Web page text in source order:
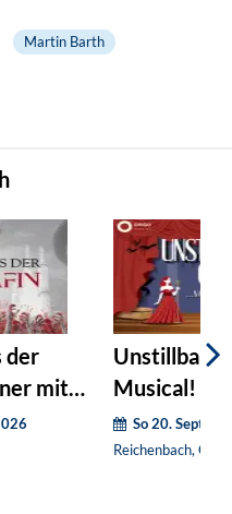
Martin Barth
der
mit
Unstillbare
Musical!
So 20.
Reichenbach,